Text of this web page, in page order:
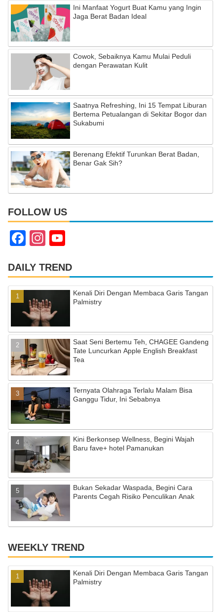
Ini Manfaat Yogurt Buat Kamu yang Ingin
Jaga Berat Badan Ideal
Cowok, Sebaiknya Kamu Mulai Peduli
dengan Perawatan Kulit
Saatnya Refreshing, Ini 15 Tempat Liburan
Bertema Petualangan di Sekitar Bogor dan
Sukabumi
Berenang Efektif Turunkan Berat Badan,
Benar Gak Sih?
FOLLOW US
F
c
e
b
o
o
k
In
a
gr
a
m
u
T
u
e
C
h
a
n
n
el
DAILY TREND
Kenali Diri Dengan Membaca Garis Tangan
Palmistry
Saat Seni Bertemu Teh, CHAGEE Gandeng
Tate Luncurkan Apple English Breakfast
Tea
Ternyata Olahraga Terlalu Malam Bisa
Ganggu Tidur, Ini Sebabnya
Kini Berkonsep Wellness, Begini Wajah
Baru fave+ hotel Pamanukan
Bukan Sekadar Waspada, Begini Cara
Parents Cegah Risiko Penculikan Anak
WEEKLY TREND
Kenali Diri Dengan Membaca Garis Tangan
Palmistry